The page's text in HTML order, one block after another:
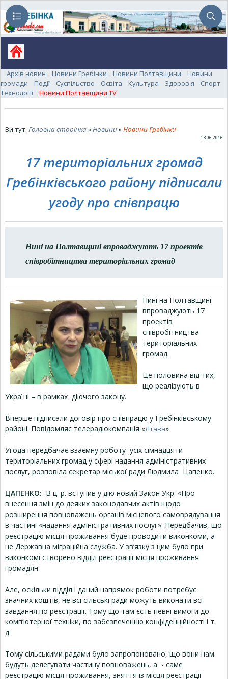
Архів новин Новини Гребінки Новини Полтавщини
Новини
громади
Події Суспільство Освіта Культура Здоров'я
Спорт
Технології
Новини Полтавщини TV
Ви тут: Головна сторінка» Новини» Новини Гребінки
13.06.2016
17 територіальних громад
Гребінківського району підписали
угоду про співпрацю
Нині на Полтавщині впроваджують 17 проектів
співробітництва територіальних громад
Нині на Полтавщині
впроваджують 17
проектів
співробітництва
територіальних
громад.
Це половина від тих,
що реалізують в
Україні – в рамках діючого закону.
Вперше підписали договір про співпрацю у Гребінківському
районі. Повідомляє телерадіокомпанія «Лтава»
Угода передбачає взаємну роботу усіх сімнадцяти
територіальних громад у сфері надання адміністративних
послуг, розповіла секретар міської ради Людмила Цапенко.
ЦАПЕНКО: В ц. р. вступив у дію новий Закон Укр. «Про
внесення змін до деяких законодавчих актів щодо
розширення повноважень органів місцевого самоврядування
в частині «надання адміністративних послуг». Передбачив, що
реєстрацію місця проживання буде проводити виконкоми, а
не Державна міграційна служба. У зв’язку з цим було при
виконкомі створено відділ реєстрації місця проживання
громадян.
Але, оскільки відділ і даний напрямок роботи потребує
значних коштів, не всі сільські ради можуть виконати всі
завдання по реєстрації. Тому що там єсть певні вимоги до
комп’ютерної техніки, по забезпеченню конфіденційності і т.
д.
Тому сільськими радами було запропоновано, що вони нам
будуть делегувати частину повноважень, а - саме
реєстрацію місця проживання, зняття із місця реєстрації